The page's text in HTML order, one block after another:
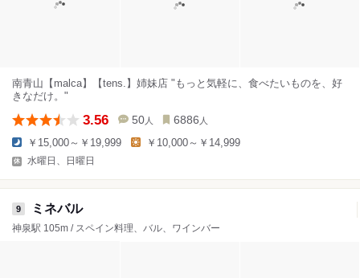
南青山【malca】【tens.】姉妹店 "もっと気軽に、食べたいものを、好
きなだけ。"
3.56 50 人 6886 人
￥15,000～￥19,999 ￥10,000～￥14,999
水曜日、日曜日
9 ミネバル
神泉駅 105m / スペイン料理、バル、ワインバー